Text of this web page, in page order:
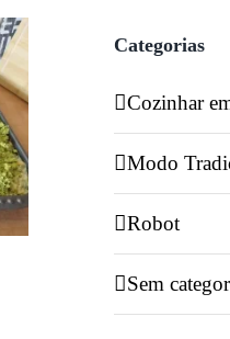
Categorias
Cozinhar
Modo
Robot
Sem